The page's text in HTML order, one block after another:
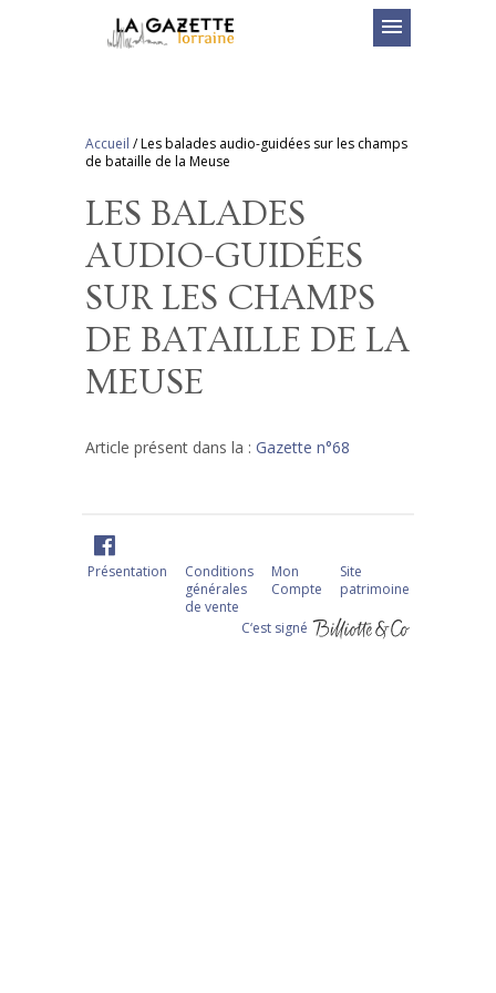
menu
Accueil /Les balades audio-guidées sur les champs
de bataille de la Meuse
LES BALADES
AUDIO-GUIDÉES
SUR LES CHAMPS
DE BATAILLE DE LA
MEUSE
Article présent dans la : Gazette n°68
Présentation
Conditions
générales
de vente
Mon
Compte
Site
patrimoine
C‘est signé